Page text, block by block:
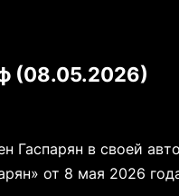
(08.05.2026)
Гаспарян в своей
от 8 мая 2026